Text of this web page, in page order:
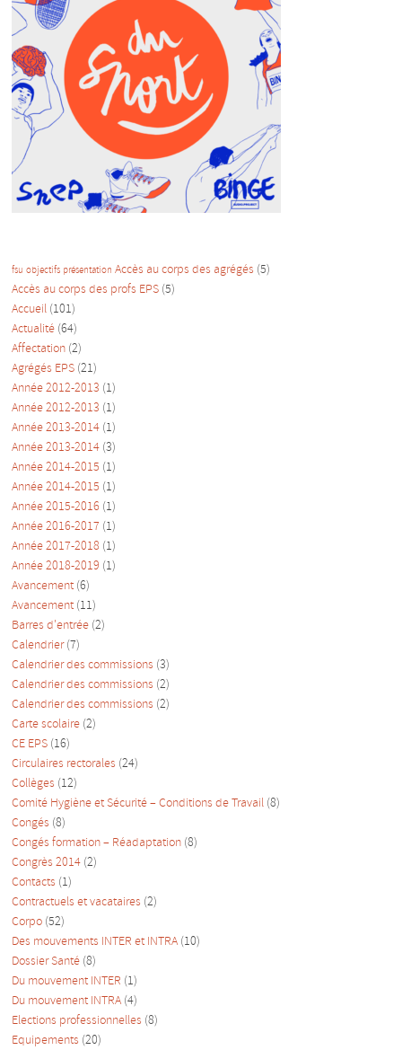
fsu objectifs présentation Accès au corps des agrégés (5)
Accès au corps des profs EPS (5)
Accueil (101)
Actualité (64)
Affectation (2)
Agrégés EPS (21)
Année 2012-2013 (1)
Année 2012-2013 (1)
Année 2013-2014 (1)
Année 2013-2014 (3)
Année 2014-2015 (1)
Année 2014-2015 (1)
Année 2015-2016 (1)
Année 2016-2017 (1)
Année 2017-2018 (1)
Année 2018-2019 (1)
Avancement (6)
Avancement (11)
Barres d'entrée (2)
Calendrier(7)
Calendrier des commissions (3)
Calendrier des commissions (2)
Calendrier des commissions (2)
Carte scolaire (2)
CE EPS (16)
Circulaires rectorales (24)
Collèges (12)
Comité Hygiène et Sécurité – Conditions de Travail (8)
Congés (8)
Congés formation – Réadaptation (8)
Congrès 2014 (2)
Contacts (1)
Contractuels et vacataires (2)
Corpo (52)
Des mouvements INTER et INTRA (10)
Dossier Santé (8)
Du mouvement INTER (1)
Du mouvement INTRA (4)
Elections professionnelles (8)
Equipements (20)